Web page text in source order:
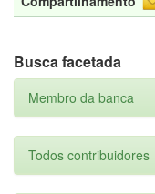
Busca facetada
Membro da banca
Todos contribuidores